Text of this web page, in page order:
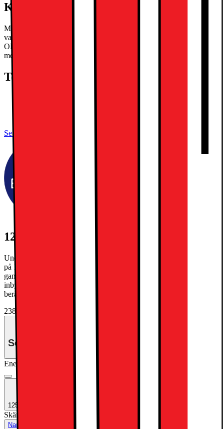
Kort om produkten
Med iPad Pro 11" kan du enkelt släppa lös din kreativa talang, tack
vare den kraftfulla Apple M5-processorn, Ultra Retina XDR
OLED-skärm med ProMotion och en 12 megapixels bakre kamera
med ProRes-stöd.
Teknisk specifikation
Se alla specifikationer
1250:- EXTRA INBYTESRABATT
Under kampanjperioden 27/7-30/8/2026 får du extra inbytesrabatt
på 1250kr när du byter in din gamla iPad och köper en ny. Din
gamla iPad måste ha ett inbytesvärde på minst 300kr. Gäller max en
inbytesrabatt per köp. Slutgiltigt inbytesvärde på din gamla telefon
beräknas i butik.
23895.-
Se månadspris vid delbetalning.
Energiklass
1250:- EXTRA INBYTESRABATT
Skärmteknik Standard glass
Nano Texture Glass